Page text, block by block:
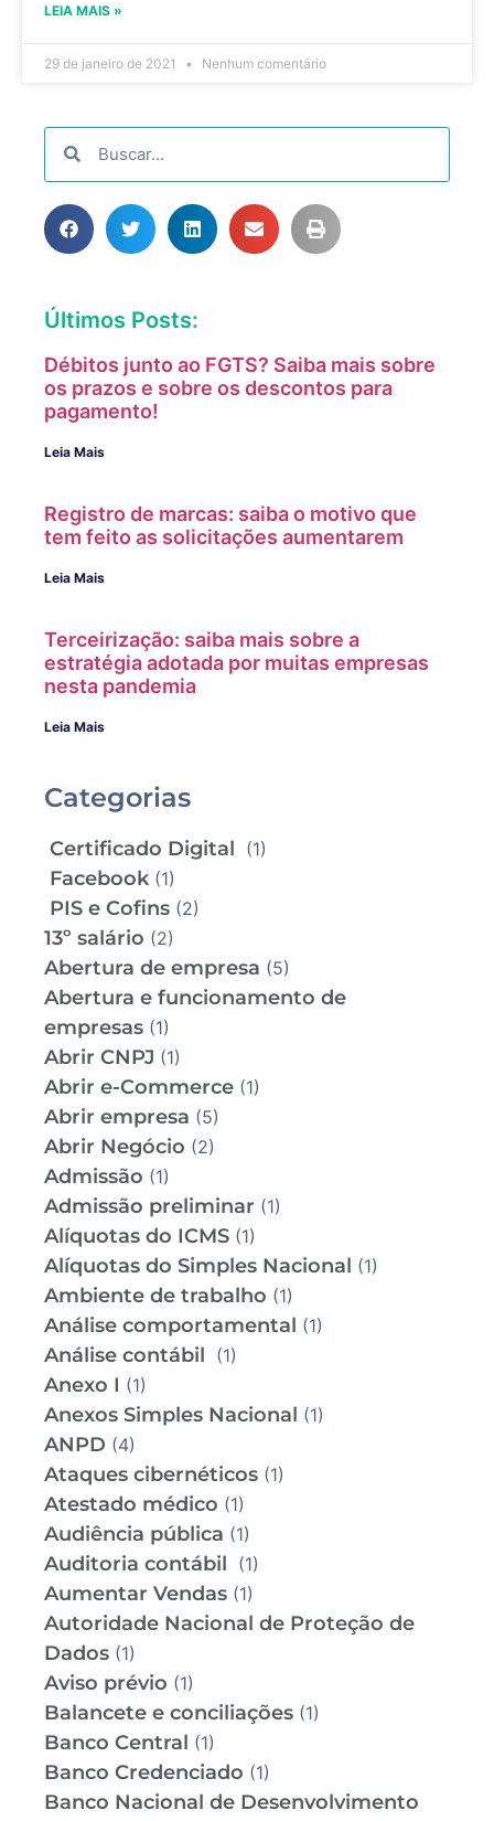
LEIA MAIS »
29 de janeiro de 2021 Nenhum comentário
Últimos Posts:
Débitos junto ao FGTS? Saiba mais sobre
os prazos e sobre os descontos para
pagamento!
Leia Mais
Registro de marcas: saiba o motivo que
tem feito as solicitações aumentarem
Leia Mais
Terceirização: saiba mais sobre a
estratégia adotada por muitas empresas
nesta pandemia
Leia Mais
Categorias
Certificado Digital (1)
Facebook(1)
PIS e Cofins (2)
13º salário (2)
Abertura de empresa (5)
Abertura e funcionamento de
empresas (1)
Abrir CNPJ (1)
Abrir e-Commerce (1)
Abrir empresa (5)
Abrir Negócio (2)
Admissão (1)
Admissão preliminar (1)
Alíquotas do ICMS (1)
Alíquotas do Simples Nacional (1)
Ambiente de trabalho (1)
Análise comportamental (1)
Análise contábil (1)
Anexo I (1)
Anexos Simples Nacional (1)
ANPD (4)
Ataques cibernéticos (1)
Atestado médico (1)
Audiência pública (1)
Auditoria contábil (1)
Aumentar Vendas (1)
Autoridade Nacional de Proteção de
Dados (1)
Aviso prévio (1)
Balancete e conciliações (1)
Banco Central (1)
Banco Credenciado (1)
Banco Nacional de Desenvolvimento